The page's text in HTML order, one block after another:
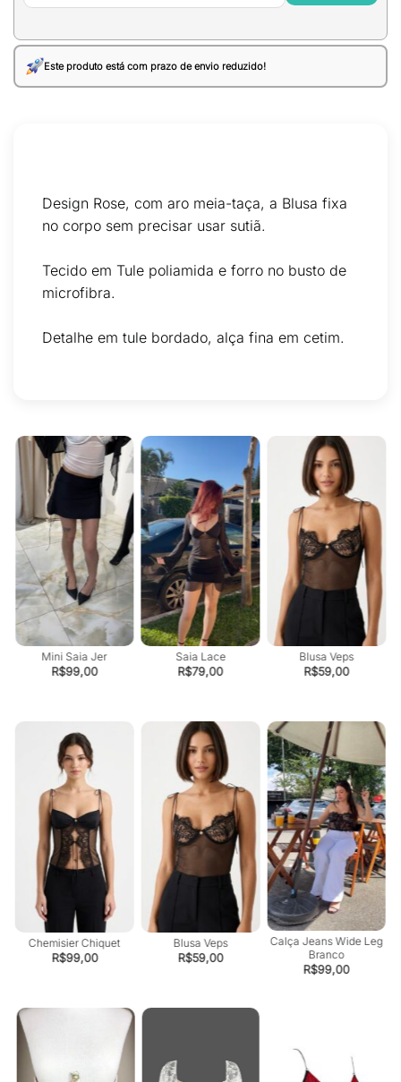
Este produto está com prazo de envio reduzido!
Design Rose, com aro meia-taça, a Blusa fixa
no corpo sem precisar usar sutiã.
Tecido em Tule poliamida e forro no busto de
microfibra.
Detalhe em tule bordado, alça fina em cetim.
Mini Saia Jer
R$99,00
Saia Lace
R$79,00
Blusa Veps
R$59,00
Calça Jeans Wide Leg
Branco
R$99,00
Blusa Veps
R$59,00
Chemisier Chiquet
R$99,00